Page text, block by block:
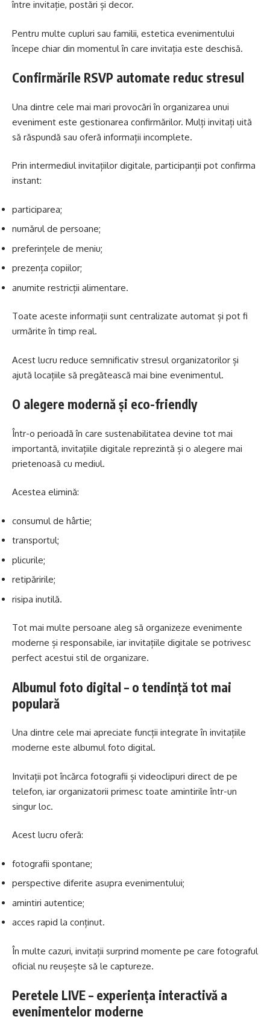
între invitație, postări și decor.
Pentru multe cupluri sau familii, estetica evenimentului
începe chiar din momentul în care invitația este deschisă.
Confirmările RSVP automate reduc stresul
Una dintre cele mai mari provocări în organizarea unui
eveniment este gestionarea confirmărilor. Mulți invitați uită
să răspundă sau oferă informații incomplete.
Prin intermediul invitațiilor digitale, participanții pot confirma
instant:
participarea;
numărul de persoane;
preferințele de meniu;
prezența copiilor;
anumite restricții alimentare.
Toate aceste informații sunt centralizate automat și pot fi
urmărite în timp real.
Acest lucru reduce semnificativ stresul organizatorilor și
ajută locațiile să pregătească mai bine evenimentul.
O alegere modernă și eco-friendly
Într-o perioadă în care sustenabilitatea devine tot mai
importantă, invitațiile digitale reprezintă și o alegere mai
prietenoasă cu mediul.
Acestea elimină:
consumul de hârtie;
transportul;
plicurile;
retipăririle;
risipa inutilă.
Tot mai multe persoane aleg să organizeze evenimente
moderne și responsabile, iar invitațiile digitale se potrivesc
perfect acestui stil de organizare.
Albumul foto digital – o tendință tot mai
populară
Una dintre cele mai apreciate funcții integrate în invitațiile
moderne este albumul foto digital.
Invitații pot încărca fotografii și videoclipuri direct de pe
telefon, iar organizatorii primesc toate amintirile într-un
singur loc.
Acest lucru oferă:
fotografii spontane;
perspective diferite asupra evenimentului;
amintiri autentice;
acces rapid la conținut.
În multe cazuri, invitații surprind momente pe care fotograful
oficial nu reușește să le captureze.
Peretele LIVE – experiența interactivă a
evenimentelor moderne